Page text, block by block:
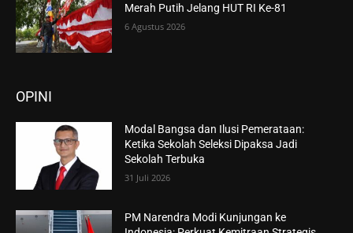
Merah Putih Jelang HUT RI Ke-81
6 Agustus 2026
OPINI
Modal Bangsa dan Ilusi Pemerataan:
Ketika Sekolah Seleksi Dipaksa Jadi
Sekolah Terbuka
31 Juli 2026
PM Narendra Modi Kunjungan ke